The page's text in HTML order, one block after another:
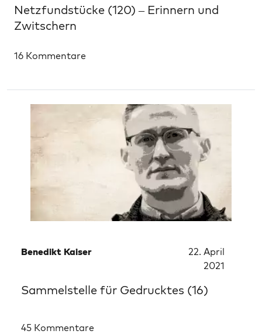
Netzfundstücke (120) – Erinnern und
Zwitschern
16 Kommentare
Benedikt Kaiser
22. April
2021
Sammelstelle für Gedrucktes (16)
45 Kommentare